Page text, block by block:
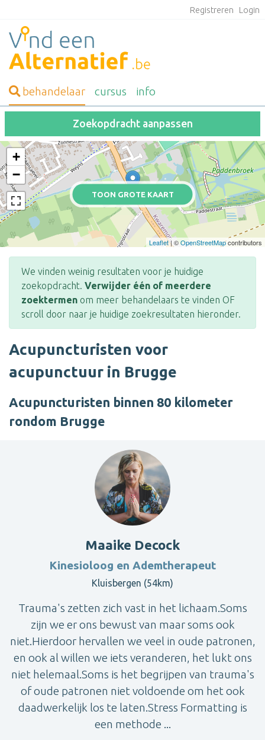
Registreren Login
behandelaar cursus info
Zoekopdracht aanpassen
TOON GROTE KAART
+
−
Leaflet| ©OpenStreetMapcontributors
We vinden weinig resultaten voor je huidige
zoekopdracht. Verwijder één of meerdere
zoektermen om meer behandelaars te vinden OF
scroll door naar je huidige zoekresultaten hieronder.
Acupuncturisten voor
acupunctuur in Brugge
Acupuncturisten binnen 80 kilometer
rondom Brugge
Maaike Decock
Kinesioloog en Ademtherapeut
Kluisbergen (54km)
Trauma's zetten zich vast in het lichaam.Soms
zijn we er ons bewust van maar soms ook
niet.Hierdoor hervallen we veel in oude patronen,
en ook al willen we iets veranderen, het lukt ons
niet helemaal.Soms is het begrijpen van trauma's
of oude patronen niet voldoende om het ook
daadwerkelijk los te laten.Stress Formatting is
een methode ...